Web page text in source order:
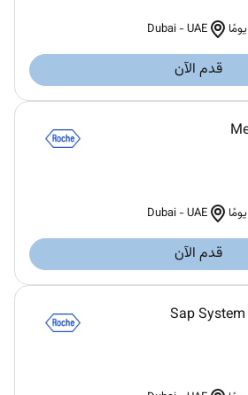
Dubai -UAE
قدم الآن
Dubai -UAE
قدم الآن
Sap